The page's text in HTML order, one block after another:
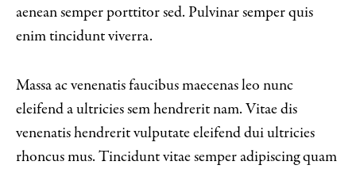
aenean semper porttitor sed. Pulvinar semper quis
enim tincidunt viverra.
Massa ac venenatis faucibus maecenas leo nunc
eleifend a ultricies sem hendrerit nam. Vitae dis
venenatis hendrerit vulputate eleifend dui ultricies
rhoncus mus. Tincidunt vitae semper adipiscing quam